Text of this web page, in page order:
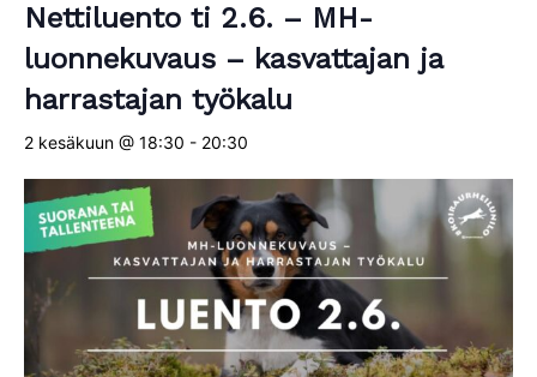
Nettiluento ti 2.6. – MH-
luonnekuvaus – kasvattajan ja
harrastajan työkalu
2 kesäkuun @ 18:30 - 20:30